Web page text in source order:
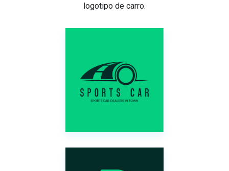
logotipo de carro.